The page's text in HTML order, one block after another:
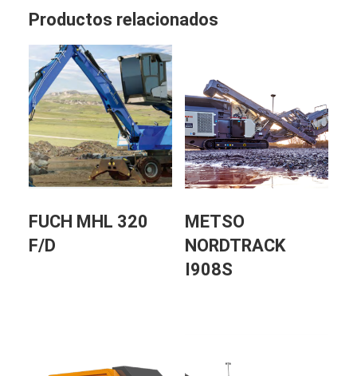
Productos relacionados
FUCH MHL 320
F/D
METSO
NORDTRACK
I908S